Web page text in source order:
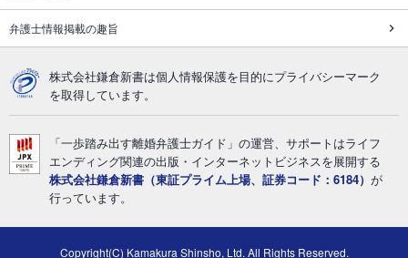
弁護士情報掲載の趣旨
株式会社鎌倉新書は個人情報保護を目的にプライバシーマーク
を取得しています。
「一歩踏み出す離婚弁護士ガイド」の運営、サポートはライフ
エンディング関連の出版・インターネットビジネスを展開する
株式会社鎌倉新書（東証プライム上場、証券コード：6184） が
行っています。
Copyright(C) Kamakura Shinsho, Ltd. All Rights Reserved.